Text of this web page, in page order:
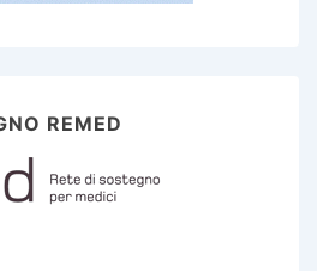
REMED